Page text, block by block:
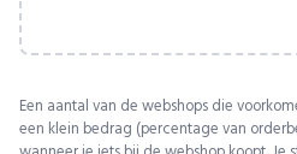
Een aantal van de webshops die
een klein bedrag (percentage van